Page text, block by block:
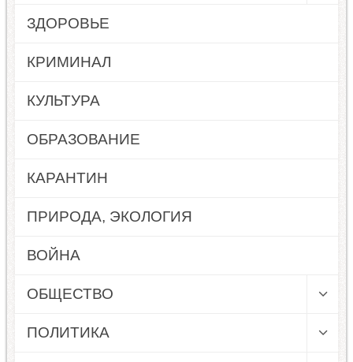
ЗДОРОВЬЕ
КРИМИНАЛ
КУЛЬТУРА
ОБРАЗОВАНИЕ
КАРАНТИН
ПРИРОДА, ЭКОЛОГИЯ
ВОЙНА
ОБЩЕСТВО
ПОЛИТИКА